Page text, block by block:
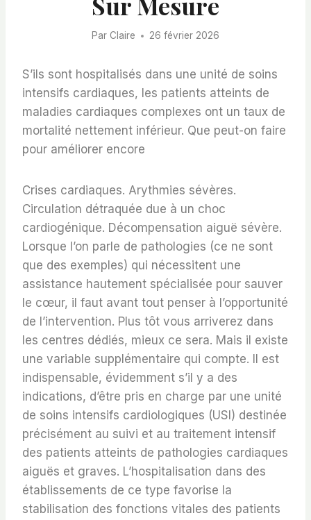
Par Claire 26 février 2026
S’ils sont hospitalisés dans une unité de soins
intensifs cardiaques, les patients atteints de
maladies cardiaques complexes ont un taux de
mortalité nettement inférieur. Que peut-on faire
pour améliorer encore
Crises cardiaques. Arythmies sévères.
Circulation détraquée due à un choc
cardiogénique. Décompensation aiguë sévère.
Lorsque l’on parle de pathologies (ce ne sont
que des exemples) qui nécessitent une
assistance hautement spécialisée pour sauver
le cœur, il faut avant tout penser à l’opportunité
de l’intervention. Plus tôt vous arriverez dans
les centres dédiés, mieux ce sera. Mais il existe
une variable supplémentaire qui compte. Il est
indispensable, évidemment s’il y a des
indications, d’être pris en charge par une unité
de soins intensifs cardiologiques (USI) destinée
précisément au suivi et au traitement intensif
des patients atteints de pathologies cardiaques
aiguës et graves. L’hospitalisation dans des
établissements de ce type favorise la
stabilisation des fonctions vitales des patients